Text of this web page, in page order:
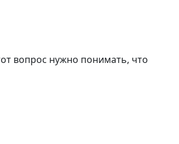
вопрос нужно понимать, что